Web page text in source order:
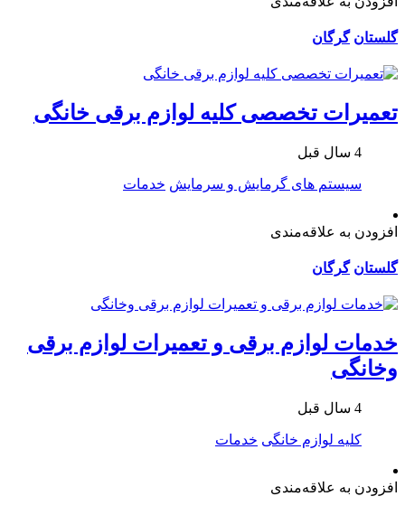
گلستان گرگان
تعمیرات تخصصی کلیه لوازم برقی خانگی
4 سال قبل
سیستم های گرمایش و سرمایش خدمات
افزودن به علاقه‌مندی
گلستان گرگان
خدمات لوازم برقی و تعمیرات لوازم برقی
وخانگی
4 سال قبل
کلیه لوازم خانگی خدمات
افزودن به علاقه‌مندی